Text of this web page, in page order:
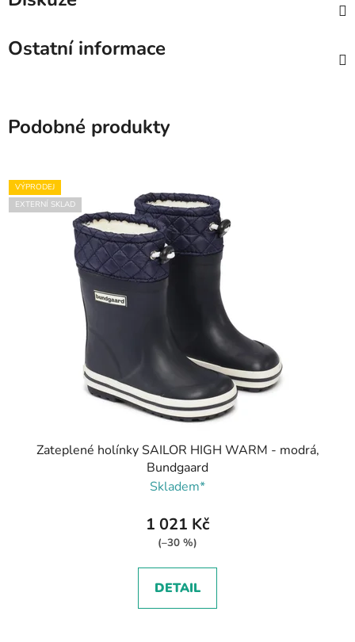
Ostatní informace
Podobné produkty
VÝPRODEJ
EXTERNÍ SKLAD
Zateplené holínky SAILOR HIGH WARM - modrá,
Bundgaard
Skladem*
1 021 Kč
(–30 %)
DETAIL